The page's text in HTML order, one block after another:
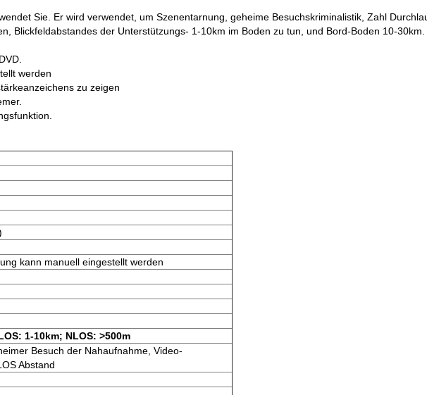
Sie. Er wird verwendet, um Szenentarnung, geheime Besuchskriminalistik, Zahl
Blickfeldabstandes der Unterstützungs- 1-10km im Boden zu tun, und Bord-Boden 10-30km.
werden
zu zeigen
kann manuell eingestellt werden
1-10km; NLOS: >500m
Besuch der Nahaufnahme, Video-
Abstand